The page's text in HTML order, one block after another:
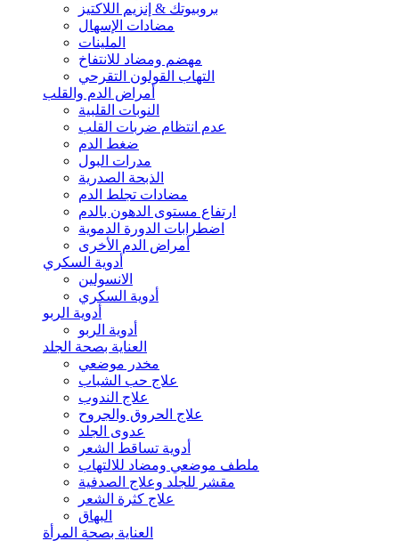
بروبيوتك & إنزيم اللاكتيز
مضادات الإسهال
الملينات
مهضم ومضاد للانتفاخ
التهاب القولون التقرحي
أمراض الدم والقلب
النوبات القلبية
عدم انتظام ضربات القلب
ضغط الدم
مدرات البول
الذبحة الصدرية
مضادات تجلط الدم
ارتفاع مستوى الدهون بالدم
اضطرابات الدورة الدموية
أمراض الدم الأخرى
أدوية السكري
الانسولين
أدوية السكري
أدوية الربو
أدوية الربو
العناية بصحة الجلد
مخدر موضعي
علاج حب الشباب
علاج الندوب
علاج الحروق والجروح
عدوى الجلد
أدوية تساقط الشعر
ملطف موضعي ومضاد للالتهاب
مقشر للجلد وعلاج الصدفية
علاج كثرة الشعر
البهاق
العناية بصحة المرأة